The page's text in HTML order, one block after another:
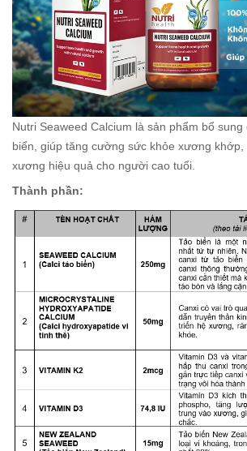
Nutri Seaweed Calcium là sản phẩm bổ
biển, giúp tăng cường sức khỏe xương
xương hiệu quả cho người cao tuổi.
Thành phần: